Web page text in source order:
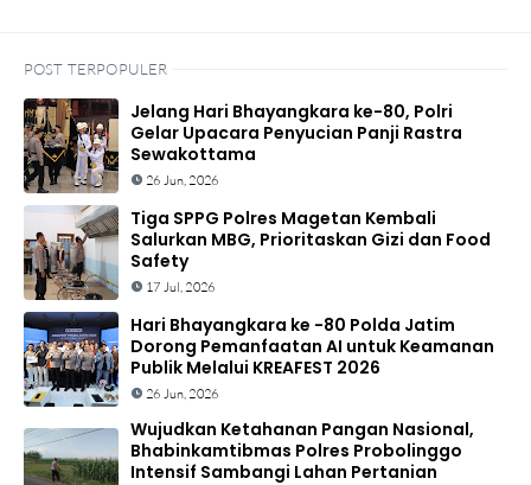
POST TERPOPULER
Jelang Hari Bhayangkara ke-80, Polri
Gelar Upacara Penyucian Panji Rastra
Sewakottama
26 Jun, 2026
Tiga SPPG Polres Magetan Kembali
Salurkan MBG, Prioritaskan Gizi dan Food
Safety
17 Jul, 2026
Hari Bhayangkara ke -80 Polda Jatim
Dorong Pemanfaatan AI untuk Keamanan
Publik Melalui KREAFEST 2026
26 Jun, 2026
Wujudkan Ketahanan Pangan Nasional,
Bhabinkamtibmas Polres Probolinggo
Intensif Sambangi Lahan Pertanian